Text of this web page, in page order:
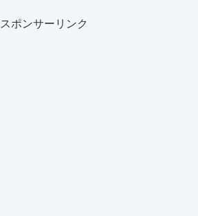
スポンサーリンク